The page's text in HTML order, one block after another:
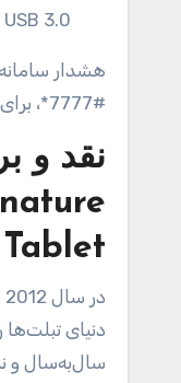
USB 3.0
هشدار
#7777*، برای سیم‌کارت خود فعال‌سازی کنید. آموزش تصویری در آدرس اینترنتی hmti.ir/05
نقد و
دنیای تبلت‌ها
سال‌به‌سال و